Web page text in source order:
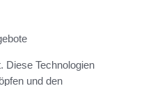
Diese Technologien
und den